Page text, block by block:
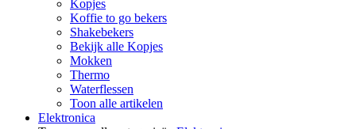
Kopjes
Koffie to go bekers
Shakebekers
Bekijk alle Kopjes
Mokken
Thermo
Waterflessen
Toon alle artikelen
Elektronica